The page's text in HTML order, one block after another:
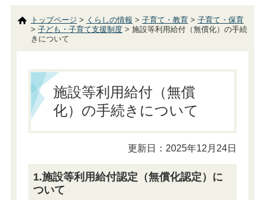
トップページ > くらしの情報 > 子育て・教育> 子育て・保育
> 子ども・子育て支援制度> 施設等利用給付（無償化）の手続
きについて
施設等利用給付（無償
化）の手続きについて
更新日：2025年12月24日
1.施設等利用給付認定（無償化認定）に
ついて